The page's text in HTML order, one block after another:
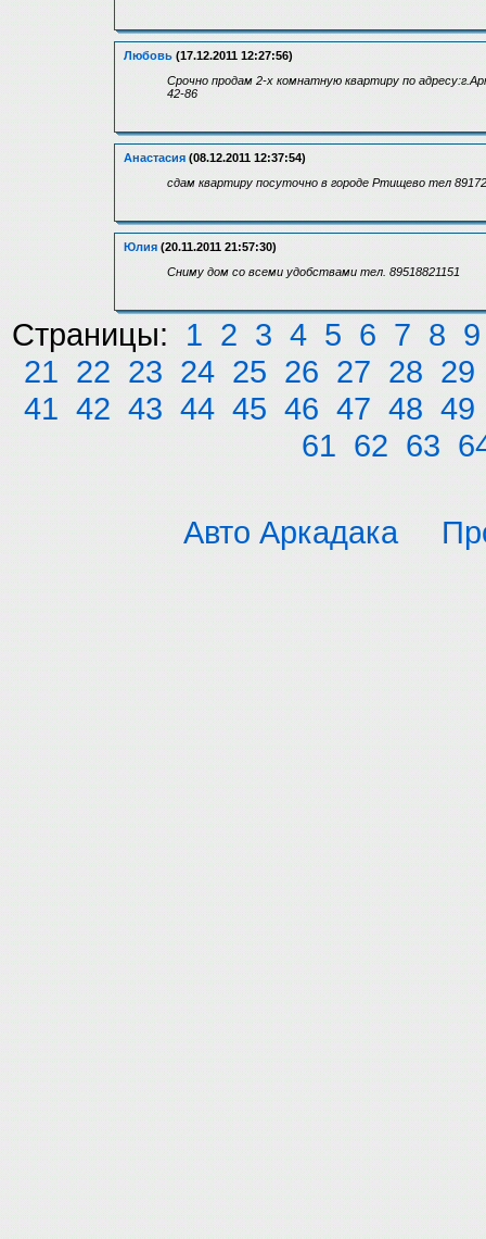
Любовь (17.12.2011 12:27:56)
Срочно продам 2-х комнатную квартиру по
42-86
Анастасия (08.12.2011 12:37:54)
сдам квартиру посуточно в городе Ртищево тел
Юлия (20.11.2011 21:57:30)
Сниму дом со всеми удобствами тел. 89518821151
Страницы: 1 2 3 4 5 6 7 8 9
21 22 23 24 25 26 27 28 29
41 42 43 44 45 46 47 48 49
61 62 63
Авто Аркадака